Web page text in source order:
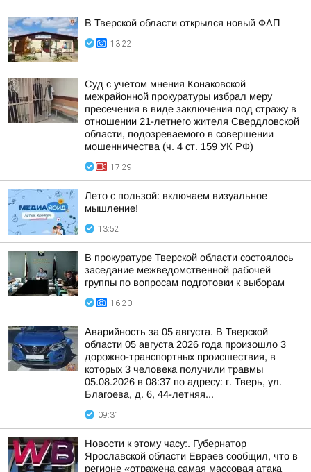
В Тверской области открылся новый ФАП
13:22
Суд с учётом мнения Конаковской
межрайонной прокуратуры избрал меру
пресечения в виде заключения под стражу в
отношении 21-летнего жителя Свердловской
области, подозреваемого в совершении
мошенничества (ч. 4 ст. 159 УК РФ)
17:29
Лето с пользой: включаем визуальное
мышление!
13:52
В прокуратуре Тверской области состоялось
заседание межведомственной рабочей
группы по вопросам подготовки к выборам
16:20
Аварийность за 05 августа. В Тверской
области 05 августа 2026 года произошло 3
дорожно-транспортных происшествия, в
которых 3 человека получили травмы
05.08.2026 в 08:37 по адресу: г. Тверь, ул.
Благоева, д. 6, 44-летняя...
09:31
Новости к этому часу:. Губернатор
Ярославской области Евраев сообщил, что в
регионе «отражена самая массовая атака